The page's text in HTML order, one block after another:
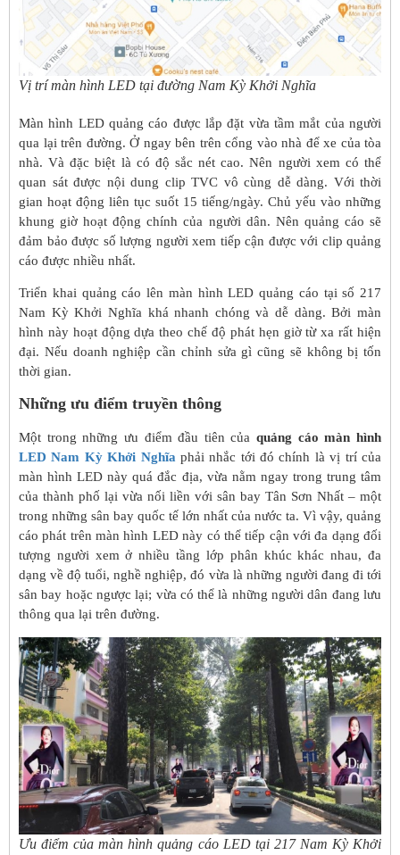
Vị trí màn hình LED tại đường Nam Kỳ Khởi Nghĩa
Màn hình LED quảng cáo được lắp đặt vừa tầm mắt của người
qua lại trên đường. Ở ngay bên trên cổng vào nhà để xe của tòa
nhà. Và đặc biệt là có độ sắc nét cao. Nên người xem có thể
quan sát được nội dung clip TVC vô cùng dễ dàng. Với thời
gian hoạt động liên tục suốt 15 tiếng/ngày. Chủ yếu vào những
khung giờ hoạt động chính của người dân. Nên quảng cáo sẽ
đảm bảo được số lượng người xem tiếp cận được với clip quảng
cáo được nhiều nhất.
Triển khai quảng cáo lên màn hình LED quảng cáo tại số 217
Nam Kỳ Khởi Nghĩa khá nhanh chóng và dễ dàng. Bởi màn
hình này hoạt động dựa theo chế độ phát hẹn giờ từ xa rất hiện
đại. Nếu doanh nghiệp cần chỉnh sửa gì cũng sẽ không bị tốn
thời gian.
Những ưu điểm truyền thông
Một trong những ưu điểm đầu tiên củaquảng cáo màn hình
LED Nam Kỳ Khởi Nghĩa phải nhắc tới đó chính là vị trí của
màn hình LED này quá đắc địa, vừa nằm ngay trong trung tâm
của thành phố lại vừa nối liền với sân bay Tân Sơn Nhất – một
trong những sân bay quốc tế lớn nhất của nước ta. Vì vậy, quảng
cáo phát trên màn hình LED này có thể tiếp cận với đa dạng đối
tượng người xem ở nhiều tầng lớp phân khúc khác nhau, đa
dạng về độ tuổi, nghề nghiệp, đó vừa là những người đang đi tới
sân bay hoặc ngược lại; vừa có thể là những người dân đang lưu
thông qua lại trên đường.
Ưu điểm của màn hình quảng cáo LED tại 217 Nam Kỳ Khởi